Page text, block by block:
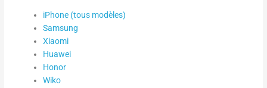
iPhone (tous modèles)
Samsung
Xiaomi
Huawei
Honor
Wiko